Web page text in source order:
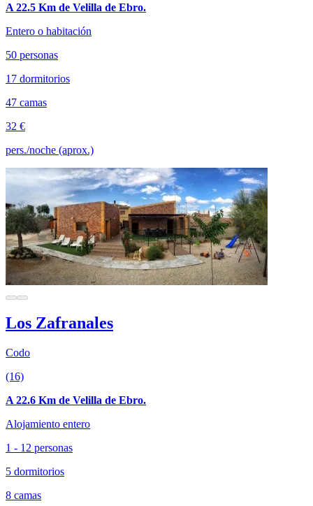
A 22.5 Km de Velilla de Ebro.
Entero o habitación
50 personas
17 dormitorios
47 camas
32 €
pers./noche (aprox.)
Los Zafranales
Codo
(16)
A 22.6 Km de Velilla de Ebro.
Alojamiento entero
1 - 12 personas
5 dormitorios
8 camas